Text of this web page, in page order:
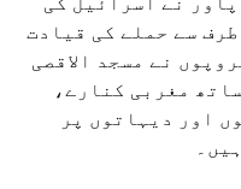
سے حملے کی قیادت
نے مسجد الاقصی
مغربی کنارے،
اور دیہاتوں پر